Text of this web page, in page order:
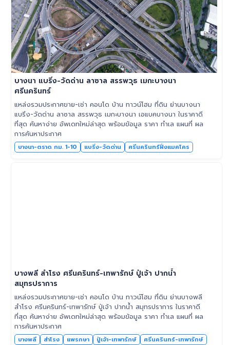
บางนา แบริ่ง-วัดด่าน ลาซาล สรรพวุธ เมกะบางนา
ศรีนครินทร์
แหล่งรวมประกาศขาย-เช่า คอนโด บ้าน ทาวน์โฮม ที่ดิน ย่านบางนา
แบริ่ง-วัดด่าน ลาซาล สรรพวุธ เมกะบางนา เอแบคบางนา ในราคาดี
ที่สุด ค้นหาง่าย อัพเดทใหม่ล่าสุด พร้อมข้อมูล ราคา ทำเล แผนที่ ผล
การค้นหาประกาศ
บางนา-ตราด กม. 1-10 แบริ่ง-วัดด่าน ศรีนครินทร์ฝั่งแมคโคร
บางพลี สำโรง ศรีนครินทร์-เทพารักษ์ ปู่เจ้า ปากน้ำ
สมุทรปราการ
แหล่งรวมประกาศขาย-เช่า คอนโด บ้าน ทาวน์โฮม ที่ดิน ย่านบางพลี
สำโรง ศรีนครินทร์-เทพารักษ์ ปู่เจ้า ปากน้ำ สมุทรปราการ ในราคาดี
ที่สุด ค้นหาง่าย อัพเดทใหม่ล่าสุด พร้อมข้อมูล ราคา ทำเล แผนที่ ผล
การค้นหาประกาศ
บางพลี สำโรง แพรกษา ปู่เจ้า-เทพารักษ์
ศรีนครินทร์-เทพารักษ์